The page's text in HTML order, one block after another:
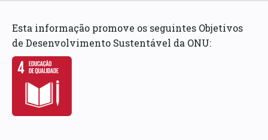
Esta informação promove os seguintes Objetivos
de Desenvolvimento Sustentável da ONU: